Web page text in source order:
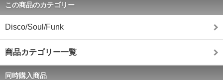
この商品のカテゴリー
Disco/Soul/Funk
商品カテゴリー一覧
同時購入商品